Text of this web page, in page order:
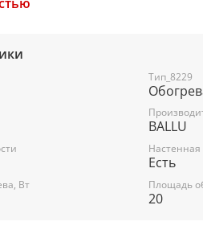
нагревательных элемента -
прогреет воздух в
электронный блок
сердце каждого, кто
до 20 м².
Тип_8229
BALLU
Настенная
Есть
Вт Площадь
20